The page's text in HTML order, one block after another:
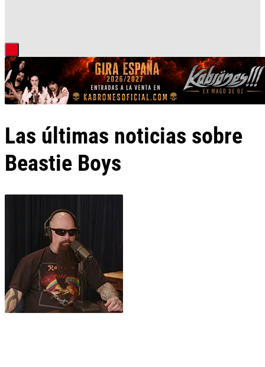
Las últimas noticias sobre
Beastie Boys